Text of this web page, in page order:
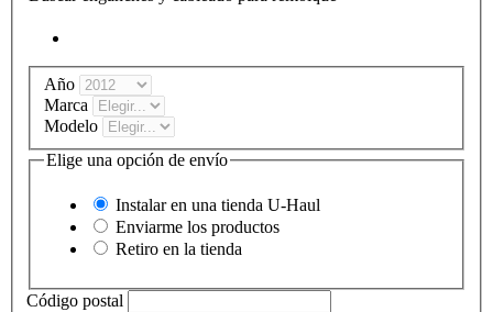
Año
Marca
Modelo
Elige una opción de envío
Instalar en una tienda U-Haul
Enviarme los productos
Retiro en la tienda
Código postal